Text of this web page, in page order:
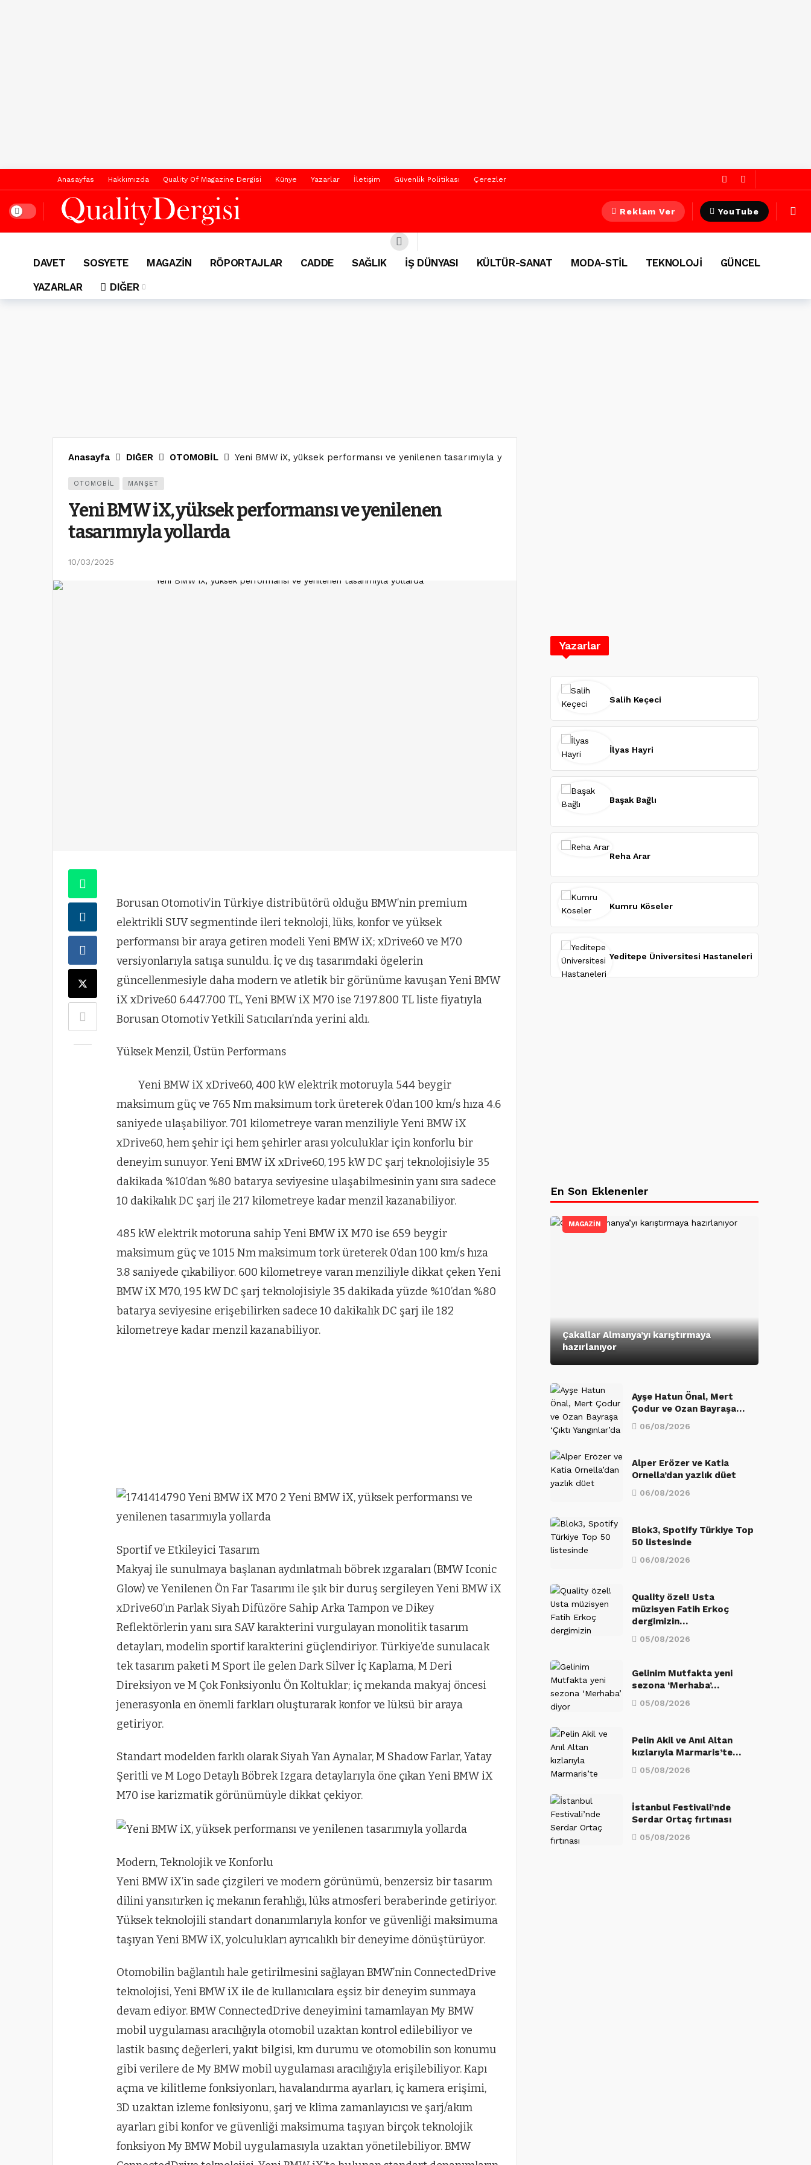
Anasayfas Hakkımızda Quality Of Magazine Dergisi Künye Yazarlar İletişim Güvenlik Politikası Çerezler
Dark mode Reklam Ver YouTube
DAVET SOSYETE MAGAZİN RÖPORTAJLAR CADDE SAĞLIK İŞ DÜNYASI KÜLTÜR-SANAT MODA-STİL TEKNOLOJİ
GÜNCEL
YAZARLAR
DIĞER
Anasayfa DIĞER OTOMOBİL Yeni BMW iX, yüksek performansı ve yenilenen tasarımıyla yollarda
OTOMOBİL MANŞET
Yeni BMW iX, yüksek performansı ve yenilenen
tasarımıyla yollarda
10/03/2025
Borusan Otomotiv’in Türkiye distribütörü olduğu BMW’nin premium
elektrikli SUV segmentinde ileri teknoloji, lüks, konfor ve yüksek
performansı bir araya getiren modeli Yeni BMW iX; xDrive60 ve M70
versiyonlarıyla satışa sunuldu. İç ve dış tasarımdaki ögelerin
güncellenmesiyle daha modern ve atletik bir görünüme kavuşan Yeni BMW
iX xDrive60 6.447.700 TL, Yeni BMW iX M70 ise 7.197.800 TL liste fiyatıyla
Borusan Otomotiv Yetkili Satıcıları’nda yerini aldı.
Yüksek Menzil, Üstün Performans
Yeni BMW iX xDrive60, 400 kW elektrik motoruyla 544 beygir
maksimum güç ve 765 Nm maksimum tork üreterek 0’dan 100 km/s hıza 4.6
saniyede ulaşabiliyor. 701 kilometreye varan menziliyle Yeni BMW iX
xDrive60, hem şehir içi hem şehirler arası yolculuklar için konforlu bir
deneyim sunuyor. Yeni BMW iX xDrive60, 195 kW DC şarj teknolojisiyle 35
dakikada %10’dan %80 batarya seviyesine ulaşabilmesinin yanı sıra sadece
10 dakikalık DC şarj ile 217 kilometreye kadar menzil kazanabiliyor.
485 kW elektrik motoruna sahip Yeni BMW iX M70 ise 659 beygir
maksimum güç ve 1015 Nm maksimum tork üreterek 0’dan 100 km/s hıza
3.8 saniyede çıkabiliyor. 600 kilometreye varan menziliyle dikkat çeken Yeni
BMW iX M70, 195 kW DC şarj teknolojisiyle 35 dakikada yüzde %10’dan %80
batarya seviyesine erişebilirken sadece 10 dakikalık DC şarj ile 182
kilometreye kadar menzil kazanabiliyor.
Sportif ve Etkileyici Tasarım
Makyaj ile sunulmaya başlanan aydınlatmalı böbrek ızgaraları (BMW Iconic
Glow) ve Yenilenen Ön Far Tasarımı ile şık bir duruş sergileyen Yeni BMW iX
xDrive60’ın Parlak Siyah Difüzöre Sahip Arka Tampon ve Dikey
Reflektörlerin yanı sıra SAV karakterini vurgulayan monolitik tasarım
detayları, modelin sportif karakterini güçlendiriyor. Türkiye’de sunulacak
tek tasarım paketi M Sport ile gelen Dark Silver İç Kaplama, M Deri
Direksiyon ve M Çok Fonksiyonlu Ön Koltuklar; iç mekanda makyaj öncesi
jenerasyonla en önemli farkları oluşturarak konfor ve lüksü bir araya
getiriyor.
Standart modelden farklı olarak Siyah Yan Aynalar, M Shadow Farlar, Yatay
Şeritli ve M Logo Detaylı Böbrek Izgara detaylarıyla öne çıkan Yeni BMW iX
M70 ise karizmatik görünümüyle dikkat çekiyor.
Modern, Teknolojik ve Konforlu
Yeni BMW iX’in sade çizgileri ve modern görünümü, benzersiz bir tasarım
dilini yansıtırken iç mekanın ferahlığı, lüks atmosferi beraberinde getiriyor.
Yüksek teknolojili standart donanımlarıyla konfor ve güvenliği maksimuma
taşıyan Yeni BMW iX, yolculukları ayrıcalıklı bir deneyime dönüştürüyor.
Otomobilin bağlantılı hale getirilmesini sağlayan BMW’nin ConnectedDrive
teknolojisi, Yeni BMW iX ile de kullanıcılara eşsiz bir deneyim sunmaya
devam ediyor. BMW ConnectedDrive deneyimini tamamlayan My BMW
mobil uygulaması aracılığıyla otomobil uzaktan kontrol edilebiliyor ve
lastik basınç değerleri, yakıt bilgisi, km durumu ve otomobilin son konumu
gibi verilere de My BMW mobil uygulaması aracılığıyla erişilebiliyor. Kapı
açma ve kilitleme fonksiyonları, havalandırma ayarları, iç kamera erişimi,
3D uzaktan izleme fonksiyonu, şarj ve klima zamanlayıcısı ve şarj/akım
ayarları gibi konfor ve güvenliği maksimuma taşıyan birçok teknolojik
fonksiyon My BMW Mobil uygulamasıyla uzaktan yönetilebiliyor. BMW
Yazarlar
Salih Keçeci
İlyas Hayri
Başak Bağlı
Reha Arar
Kumru Köseler
Yeditepe Üniversitesi Hastaneleri
En Son Eklenenler
MAGAZİN
Çakallar Almanya’yı karıştırmaya
hazırlanıyor
Ayşe Hatun Önal, Mert
Çodur ve Ozan Bayraşa…
06/08/2026
Alper Erözer ve Katia
Ornella’dan yazlık düet
06/08/2026
Blok3, Spotify Türkiye Top
50 listesinde
06/08/2026
Quality özel! Usta
müzisyen Fatih Erkoç
dergimizin…
05/08/2026
Gelinim Mutfakta yeni
sezona ‘Merhaba’…
05/08/2026
Pelin Akil ve Anıl Altan
kızlarıyla Marmaris’te…
05/08/2026
İstanbul Festivali’nde
Serdar Ortaç fırtınası
05/08/2026